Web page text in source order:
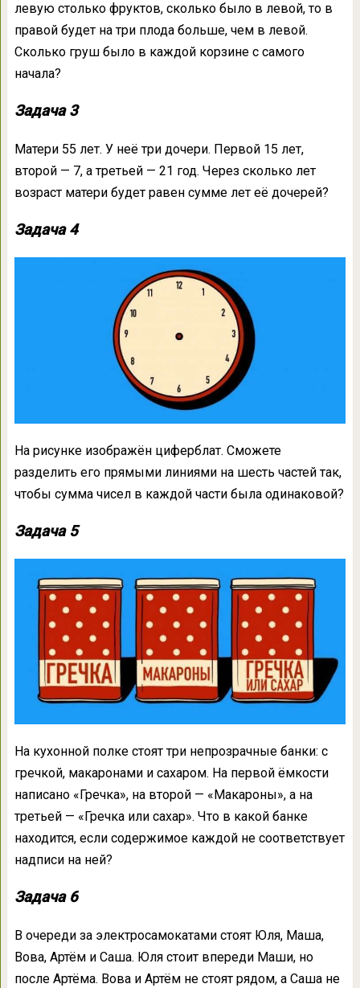
левую столько фруктов, сколько было в левой, то в
правой будет на три плода больше, чем в левой.
Сколько груш было в каждой корзине с самого
начала?
Задача 3
Матери 55 лет. У неё три дочери. Первой 15 лет,
второй — 7, а третьей — 21 год. Через сколько лет
возраст матери будет равен сумме лет её дочерей?
Задача 4
На рисунке изображён циферблат. Сможете
разделить его прямыми линиями на шесть частей так,
чтобы сумма чисел в каждой части была одинаковой?
Задача 5
На кухонной полке стоят три непрозрачные банки: с
гречкой, макаронами и сахаром. На первой ёмкости
написано «Гречка», на второй — «Макароны», а на
третьей — «Гречка или сахар». Что в какой банке
находится, если содержимое каждой не соответствует
надписи на ней?
Задача 6
В очереди за электросамокатами стоят Юля, Маша,
Вова, Артём и Саша. Юля стоит впереди Маши, но
после Артёма. Вова и Артём не стоят рядом, а Саша не